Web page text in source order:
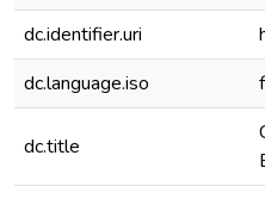
dc.identifier.uri
dc.language.iso
dc.title